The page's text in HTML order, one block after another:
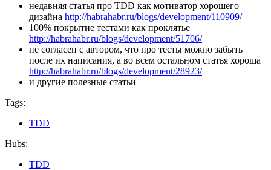
недавняя статья про TDD как мотиватор хорошего
дизайна http://habrahabr.ru/blogs/development/110909/
100% покрытие тестами как проклятье
http://habrahabr.ru/blogs/development/51706/
не согласен с автором, что про тесты можно забыть
после их написания, а во всем остальном статья хороша
http://habrahabr.ru/blogs/development/28923/
и другие полезные статьи
Tags:
TDD
Hubs:
TDD